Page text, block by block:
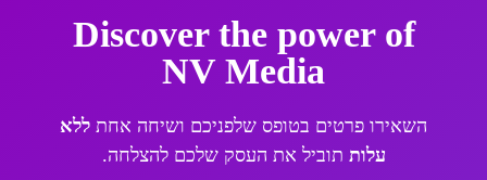
Discover the power of
NV Media
השאירו פרטים בטופס שלפניכם ושיחה אחתללא
עלותתוביל את העסק שלכם להצלחה.